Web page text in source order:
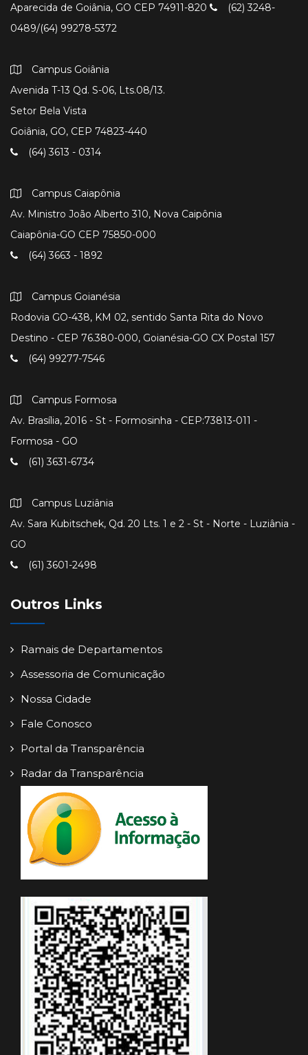
Aparecida de Goiânia, GO CEP 74911-820
(62) 3248-
0489/(64) 99278-5372
Campus Goiânia
Avenida T-13 Qd. S-06, Lts.08/13.
Setor Bela Vista
Goiânia, GO, CEP 74823-440
(64) 3613 - 0314
Campus Caiapônia
Av. Ministro João Alberto 310, Nova Caipônia
Caiapônia-GO CEP 75850-000
(64) 3663 - 1892
Campus Goianésia
Rodovia GO-438, KM 02, sentido Santa Rita do Novo
Destino - CEP 76.380-000, Goianésia-GO CX Postal 157
(64) 99277-7546
Campus Formosa
Av. Brasília, 2016 - St - Formosinha - CEP:73813-011 -
Formosa - GO
(61) 3631-6734
Campus Luziânia
Av. Sara Kubitschek, Qd. 20 Lts. 1 e 2 - St - Norte - Luziânia -
GO
(61) 3601-2498
Outros Links
Ramais de Departamentos
Assessoria de Comunicação
Nossa Cidade
Fale Conosco
Portal da Transparência
Radar da Transparência